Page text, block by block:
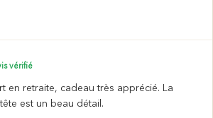
vérifié
en retraite, cadeau très apprécié. La
est un beau détail.